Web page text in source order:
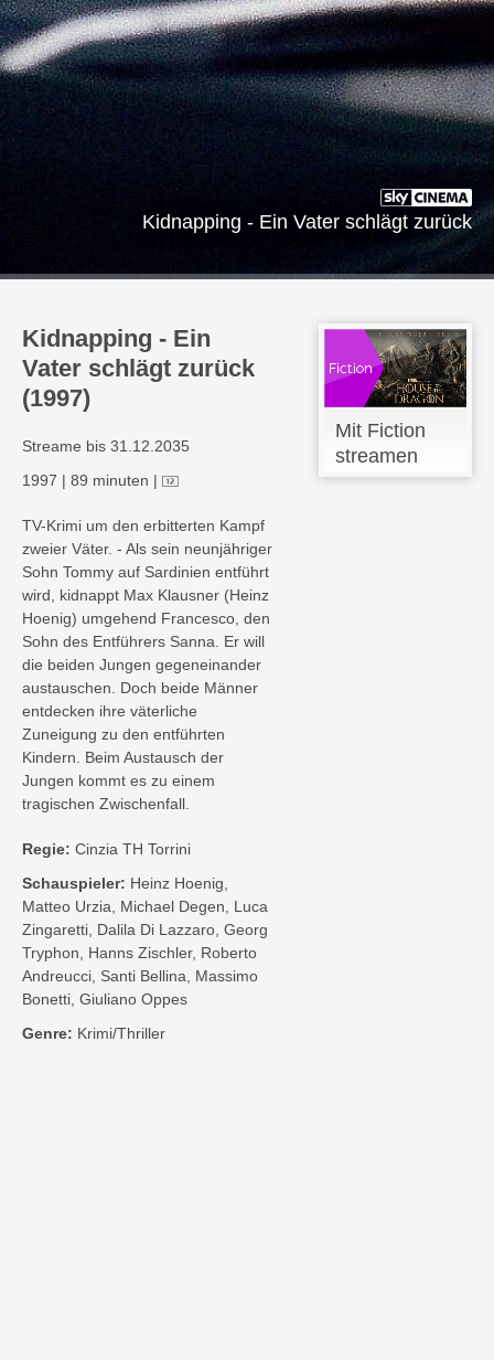
Kidnapping - Ein Vater schlägt zurück
Kidnapping - Ein
Vater schlägt zurück
(1997)
Streame bis 31.12.2035
1997 | 89 minuten |
TV-Krimi um den erbitterten Kampf
zweier Väter. - Als sein neunjähriger
Sohn Tommy auf Sardinien entführt
wird, kidnappt Max Klausner (Heinz
Hoenig) umgehend Francesco, den
Sohn des Entführers Sanna. Er will
die beiden Jungen gegeneinander
austauschen. Doch beide Männer
entdecken ihre väterliche
Zuneigung zu den entführten
Kindern. Beim Austausch der
Jungen kommt es zu einem
tragischen Zwischenfall.
Regie: Cinzia TH Torrini
Schauspieler: Heinz Hoenig,
Matteo Urzia, Michael Degen, Luca
Zingaretti, Dalila Di Lazzaro, Georg
Tryphon, Hanns Zischler, Roberto
Andreucci, Santi Bellina, Massimo
Bonetti, Giuliano Oppes
Genre: Krimi/Thriller
Mit Fiction
streamen